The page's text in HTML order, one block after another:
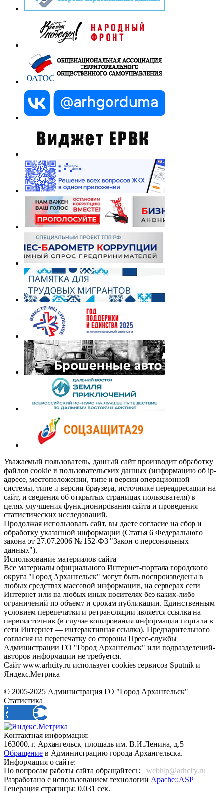
Уважаемый пользователь, данный сайт производит обработку
файлов cookie и пользовательских данных (информацию об ip-
адресе, местоположении, типе и версии операционной
системы, типе и версии браузера, источнике переадресации на
сайт, и сведения об открытых страницах пользователя) в
целях улучшения функционирования сайта и проведения
статистических исследований.
Продолжая использовать сайт, вы даете согласие на сбор и
обработку указанной информации (Статья 6 Федерального
закона от 27.07.2006 № 152-ФЗ "Закон о персональных
данных").
Использование материалов сайта
Все материалы официального Интернет-портала городского
округа "Город Архангельск" могут быть воспроизведены в
любых средствах массовой информации, на серверах сети
Интернет или на любых иных носителях без каких-либо
ограничений по объему и срокам публикации. Единственным
условием перепечатки и ретрансляции является ссылка на
первоисточник (в случае копирования информации портала в
сети Интернет — интерактивная ссылка). Предварительного
согласия на перепечатку со стороны Пресс-службы
Администрации ГО "Город Архангельск" или подразделений-
авторов информации не требуется.
Сайт www.arhcity.ru использует cookies сервисов Sputnik и
Яндекс.Метрика
© 2005-2025 Администрация ГО "Город Архангельск"
Статистика
Контактная информация:
163000, г. Архангельск, площадь им. В.И.Ленина, д.5
Обращение в Администрацию города Архангельска.
Информация о сайте:
По вопросам работы сайта обращайтесь:
_webhlp@arhcity.ru_
Разработано с использованием технологии Apache::ASP
Генерация страницы: 0.031 сек.